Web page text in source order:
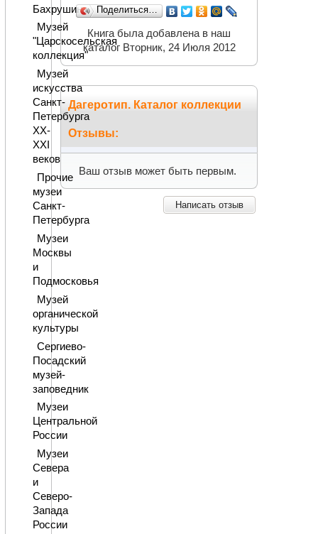
Поделиться…
Книга была добавлена в наш
каталог Вторник, 24 Июля 2012
Дагеротип. Каталог коллекции
Отзывы:
Ваш отзыв может быть первым.
Написать отзыв
Бахрушина
Музей
"Царскосельская
коллекция"
Музей
искусства
Санкт-
Петербурга
XX-
XXI
веков
Прочие
музеи
Санкт-
Петербурга
Музеи
Москвы
и
Подмосковья
Музей
органической
культуры
Сергиево-
Посадский
музей-
заповедник
Музеи
Центральной
России
Музеи
Севера
и
Северо-
Запада
России